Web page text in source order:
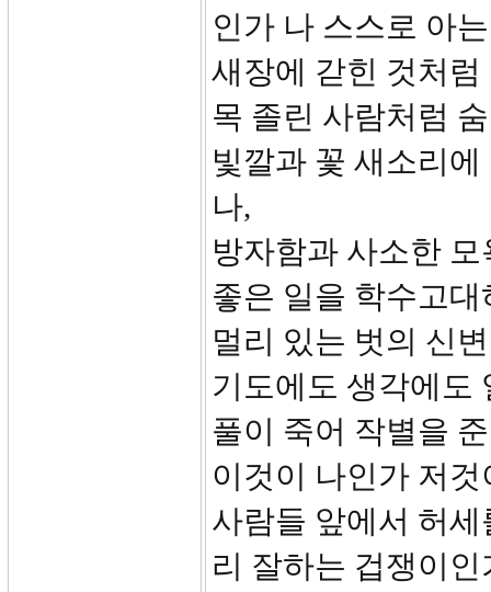
인가 나 스스로 아
새장에 갇힌 것처
목 졸린 사람처럼
빛깔과 꽃 새소리
나,
방자함과 사소한
좋은 일을 학수고
멀리 있는 벗의 신
기도에도 생각에도
풀이 죽어 작별을
이것이 나인가 저
사람들 앞에서 허
리 잘하는 겁쟁이인